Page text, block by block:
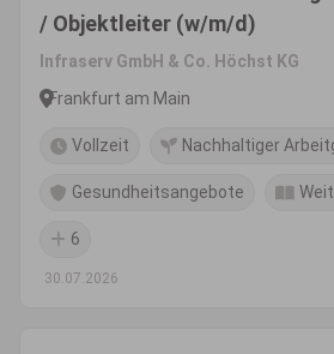
/ Objektleiter (w/m/d)
Infraserv GmbH & Co. Höchst KG
Frankfurt am Main
Vollzeit Nachhaltiger
Gesundheitsangebote
6
30.07.2026